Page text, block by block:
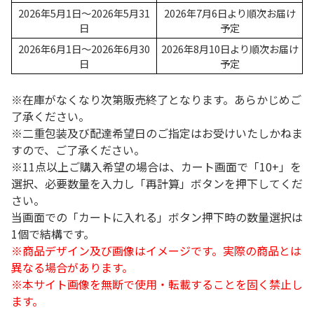
2026年5月1日～2026年5月31
日
2026年7月6日より順次お届け
予定
2026年6月1日～2026年6月30
日
2026年8月10日より順次お届け
予定
※在庫がなくなり次第販売終了となります。あらかじめご
了承ください。
※二重包装及び配達希望日のご指定はお受けいたしかねま
すので、ご了承ください。
※11点以上ご購入希望の場合は、カート画面で「10+」を
選択、必要数量を入力し「再計算」ボタンを押下してくだ
さい。
当画面での「カートに入れる」ボタン押下時の数量選択は
1個で結構です。
※商品デザイン及び画像はイメージです。実際の商品とは
異なる場合があります。
※本サイト画像を無断で使用・転載することを固く禁止し
ます。